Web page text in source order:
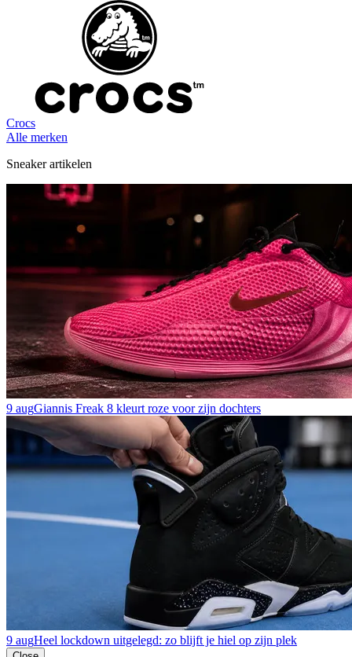
Crocs
Alle merken
Sneaker artikelen
9 augGiannis Freak 8 kleurt roze voor zijn dochters
9 augHeel lockdown uitgelegd: zo blijft je hiel op zijn plek